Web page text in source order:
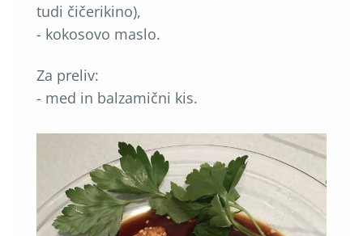
tudi čičerikino),
- kokosovo maslo.
Za preliv:
- med in balzamični kis.